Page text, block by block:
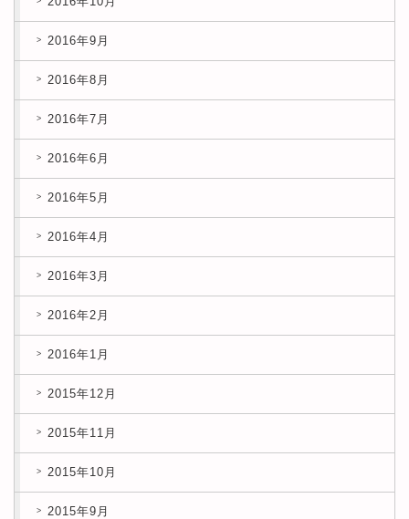
2016年9月
2016年8月
2016年7月
2016年6月
2016年5月
2016年4月
2016年3月
2016年2月
2016年1月
2015年12月
2015年11月
2015年10月
2015年9月